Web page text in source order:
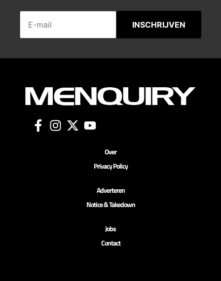
INSCHRIJVEN
Over
Privacy Policy
Adverteren
Notice & Takedown
Jobs
Contact